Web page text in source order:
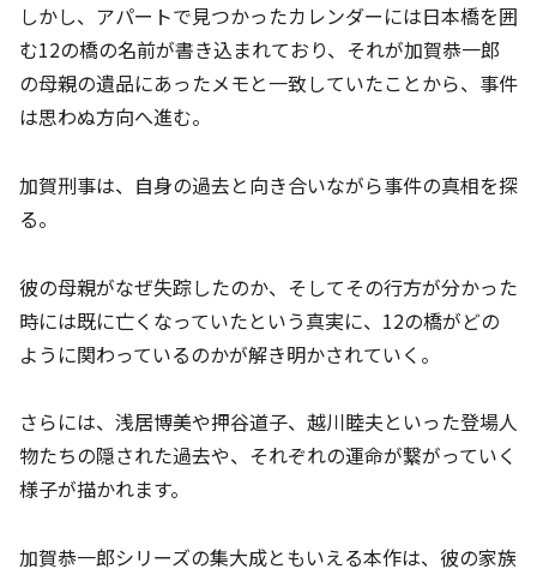
しかし、アパートで見つかったカレンダーには日本橋を囲
む12の橋の名前が書き込まれており、それが加賀恭一郎
の母親の遺品にあったメモと一致していたことから、事件
は思わぬ方向へ進む。
加賀刑事は、自身の過去と向き合いながら事件の真相を探
る。
彼の母親がなぜ失踪したのか、そしてその行方が分かった
時には既に亡くなっていたという真実に、12の橋がどの
ように関わっているのかが解き明かされていく。
さらには、浅居博美や押谷道子、越川睦夫といった登場人
物たちの隠された過去や、それぞれの運命が繋がっていく
様子が描かれます。
加賀恭一郎シリーズの集大成ともいえる本作は、彼の家族